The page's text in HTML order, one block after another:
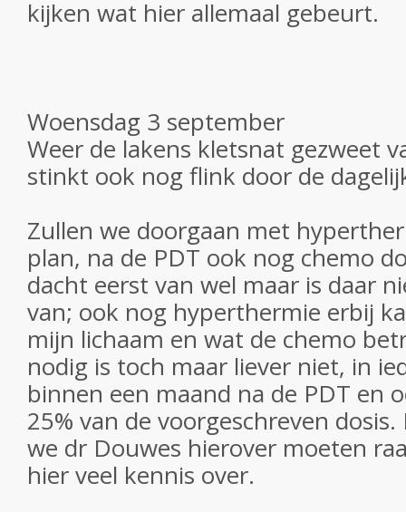
kijken wat hier allemaal gebeurt.
Woensdag 3 september
Weer de lakens kletsnat gezweet
stinkt ook nog flink door de
Zullen we doorgaan met
plan, na de PDT ook nog chemo
dacht eerst van wel maar is daar
van; ook nog hyperthermie erbij
mijn lichaam en wat de chemo
nodig is toch maar liever niet, in
binnen een maand na de PDT en
25% van de voorgeschreven
we dr Douwes hierover moeten
hier veel kennis over.